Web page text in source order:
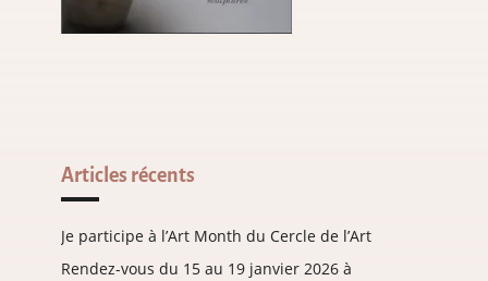
Articles récents
Je participe à l’Art Month du Cercle de l’Art
Rendez-vous du 15 au 19 janvier 2026 à